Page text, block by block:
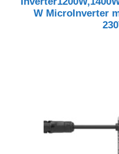
W MicroInverter